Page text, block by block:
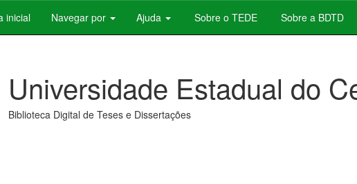
inicial Navegar por Ajuda Sobre o TEDE Sobre a BDTD
Universidade Estadual do
Biblioteca Digital de Teses e Dissertações